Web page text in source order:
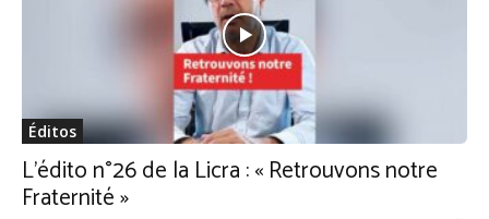
Éditos
L’édito n°26 de la Licra : « Retrouvons notre
Fraternité »